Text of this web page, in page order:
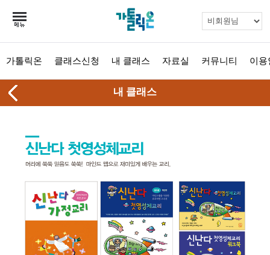
가톨릭온 클래스신청 내 클래스 자료실 커뮤니티 이용
내 클래스